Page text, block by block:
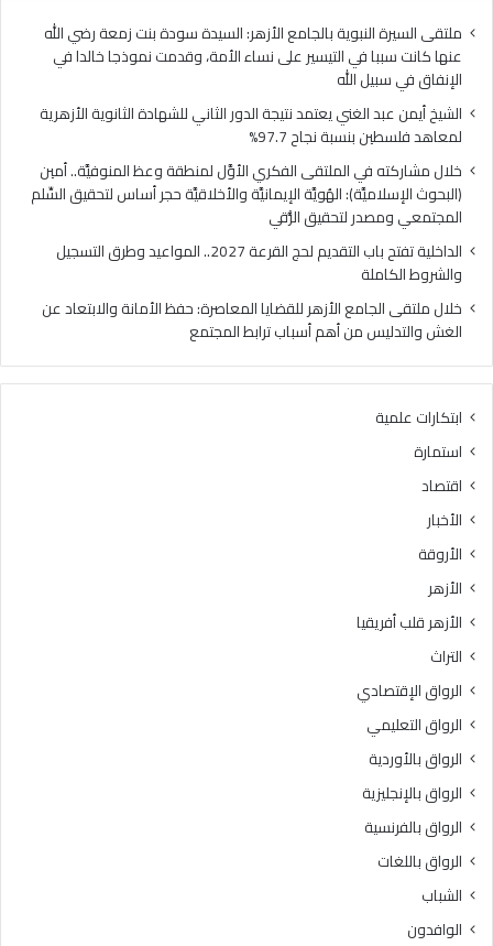
بنسبة
نجاح
97.7%
ملتقى السيرة النبوية بالجامع الأزهر: السيدة سودة بنت زمعة رضي الله
عنها كانت سببا في التيسير على نساء الأمة، وقدمت نموذجا خالدا في
الإنفاق في سبيل الله
الشيخ أيمن عبد الغني يعتمد نتيجة الدور الثاني للشهادة الثانوية الأزهرية
لمعاهد فلسطين بنسبة نجاح 97.7%
خلال مشاركته في الملتقى الفكري الأوَّل لمنطقة وعظ المنوفيَّة.. أمين
(البحوث الإسلاميَّة): الهُويَّة الإيمانيَّة والأخلاقيَّة حجر أساس لتحقيق السِّلم
المجتمعي ومصدر لتحقيق الرُّقي
الداخلية تفتح باب التقديم لحج القرعة 2027.. المواعيد وطرق التسجيل
والشروط الكاملة
خلال ملتقى الجامع الأزهر للقضايا المعاصرة: حفظ الأمانة والابتعاد عن
الغش والتدليس من أهم أسباب ترابط المجتمع
ابتكارات علمية
استمارة
اقتصاد
الأخبار
الأروقة
الأزهر
الأزهر قلب أفريقيا
التراث
الرواق الإقتصادي
الرواق التعليمي
الرواق بالأوردية
الرواق بالإنجليزية
الرواق بالفرنسية
الرواق باللغات
الشباب
الوافدون